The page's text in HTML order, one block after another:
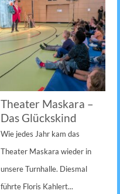
Theater Maskara –
Das Glückskind
Wie jedes Jahr kam das
Theater Maskara wieder in
unsere Turnhalle. Diesmal
führte Floris Kahlert...